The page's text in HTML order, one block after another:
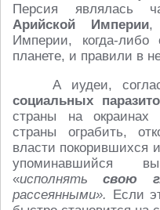
Персия являлась
Арийской Империи,
Империи, когда-
планете, и правили в
А иудеи,
социальных
страны на
страны ограбить,
власти покорившихся
упоминавшийся
«исполнятьсвою
рассеянными». Если